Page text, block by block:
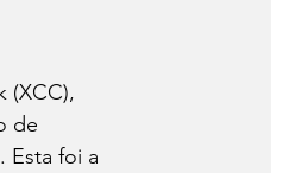
(XCC),
de
Esta foi a